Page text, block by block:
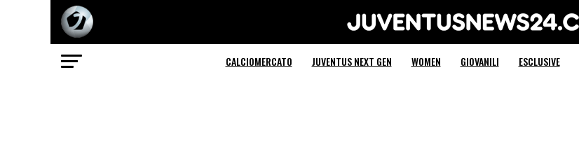
Juventus News 24
CALCIOMERCATO JUVENTUS NEXT GEN WOMEN GIOVANILI ESCLUSIVE